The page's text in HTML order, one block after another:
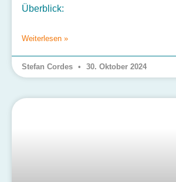
Überblick:
Weiterlesen »
Stefan Cordes 30. Oktober 2024